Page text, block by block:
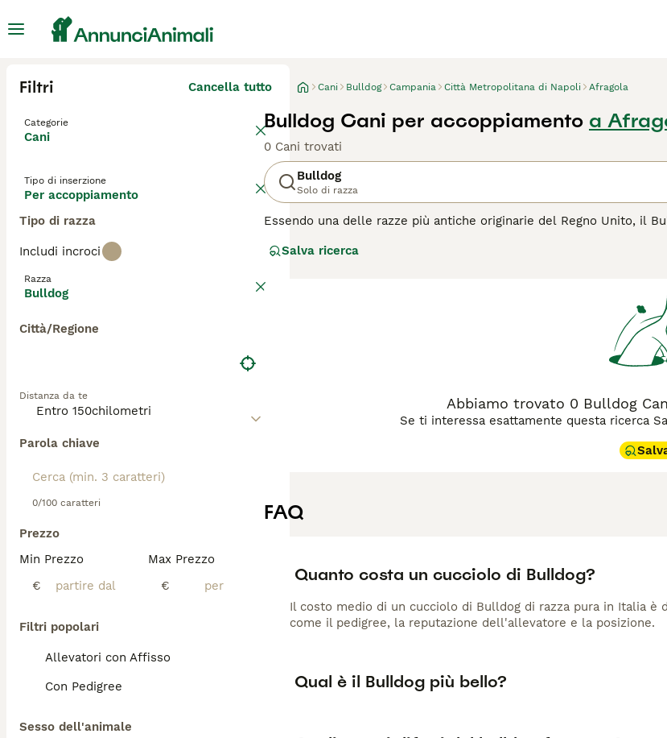
Filtri Cancella tutto
Categorie
Cani
Tipo di inserzione
Per accoppiamento
Tipo di razza
Includi incroci
Razza
Bulldog
Città/Regione
Distanza da te
Parola chiave
0/100 caratteri
Prezzo
Min Prezzo
€
Max Prezzo
€
Filtri popolari
Allevatori con Affisso
Con Pedigree
Sesso dell'animale
Cani Bulldog Campania Città Metropolitana di Napoli Afragola
Bulldog Cani per accoppiamento a
0 Cani trovati
Bulldog
Solo di razza
Essendo una delle razze più antiche originarie del Regno Unito, il
determinazione e anche un costante ricordo del leggendario John
per informazioni su
Salva ricerca
Abbiamo trovato 0 Bulldog
Se ti interessa esattamente questa ricerca
FAQ
Quanto costa un cucciolo di Bulldog?
Il costo medio di un cucciolo di Bulldog di razza pura in Italia
come il pedigree, la reputazione dell'allevatore e la posizione.
Qual è il Bulldog più bello?